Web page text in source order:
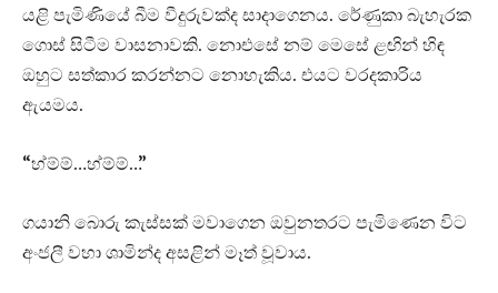
යළි පැමිණියේ බීම වීදුරුවක්ද සාදාගෙනය. රේණුකා බැහැරක
ගොස් සිටීම වාසනාවකි. නොඑසේ නම් මෙසේ ළඟින් හිඳ
ඔහුට සත්කාර කරන්නට නොහැකිය. එයට වරදකාරිය
ඇයමය.
“හ්ම්ම්…හ්ම්ම්…”
ගයානි බොරු කැස්සක් මවාගෙන ඔවුනතරට පැමිණෙන විට
අංජලී වහා ශාමින්ද අසළින් මෑත් වූවාය.